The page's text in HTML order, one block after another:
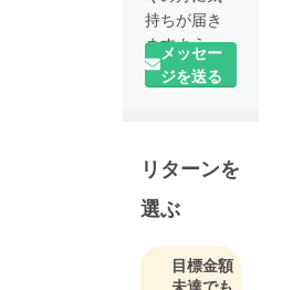
持ちが届き
ますよう
に。
よろしくお
メッセー
ジを送る
リターンを
選ぶ
目標金額
未達でも